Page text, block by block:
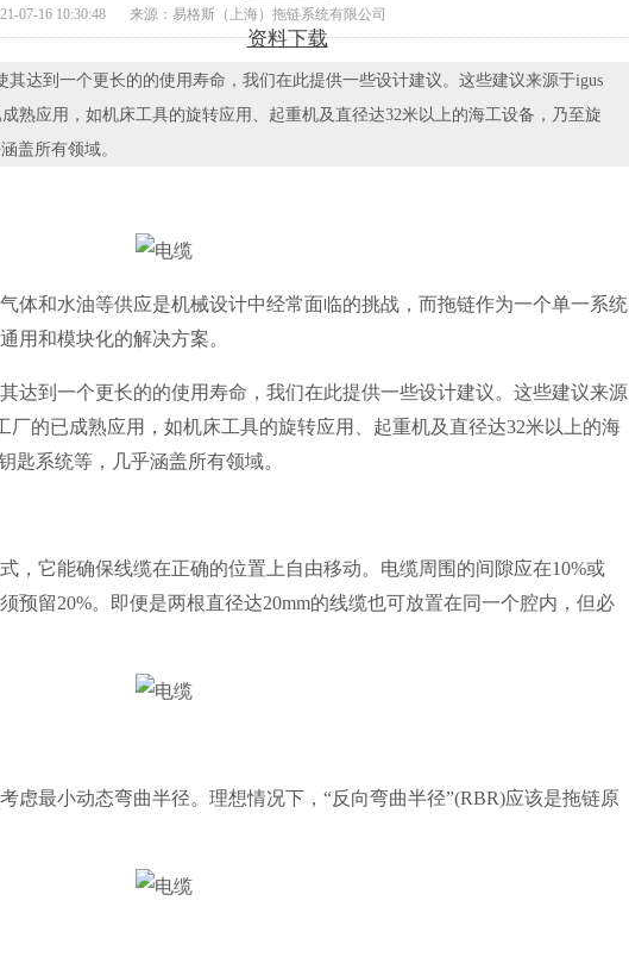
资料下载
07-16 10:30:48 来源：易格斯（上海）拖链系统有限公司
其达到一个更长的的使用寿命，我们在此提供一些设计建议。这些建议来源于igus
熟应用，如机床工具的旋转应用、起重机及直径达32米以上的海工设备，乃至旋
盖所有领域。
和水油等供应是机械设计中经常面临的挑战，而拖链作为一个单一系统
用和模块化的解决方案。
到一个更长的的使用寿命，我们在此提供一些设计建议。这些建议来源
厂的已成熟应用，如机床工具的旋转应用、起重机及直径达32米以上的海
匙系统等，几乎涵盖所有领域。
它能确保线缆在正确的位置上自由移动。电缆周围的间隙应在10%或
预留20%。即便是两根直径达20mm的线缆也可放置在同一个腔内，但必
最小动态弯曲半径。理想情况下，“反向弯曲半径”(RBR)应该是拖链原